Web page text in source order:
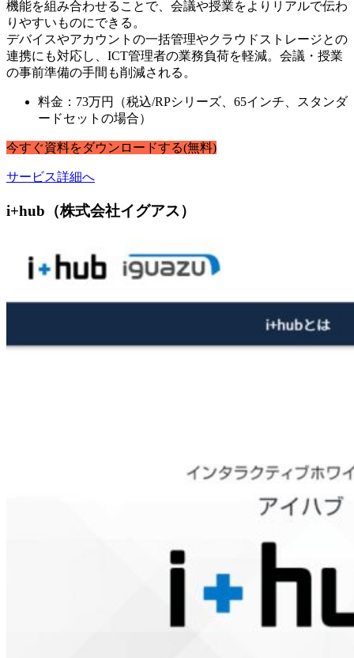
機能を組み合わせることで、会議や授業をよりリアルで伝わ
りやすいものにできる。
デバイスやアカウントの一括管理やクラウドストレージとの
連携にも対応し、ICT管理者の業務負荷を軽減。会議・授業
の事前準備の手間も削減される。
料金：73万円（税込/RPシリーズ、65インチ、スタンダ
ードセットの場合）
今すぐ資料をダウンロードする(無料)
サービス詳細へ
i+hub（株式会社イグアス）